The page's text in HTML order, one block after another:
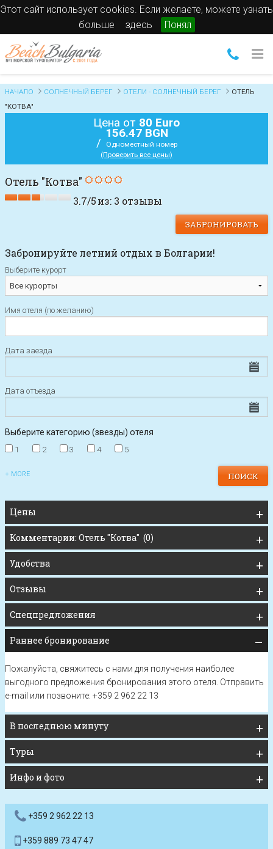
Этот сайт использует cookies. Если желаете, можете узнать
больше
здесь Понял
НАЧАЛО СОЛНЕЧНЫЙ БЕРЕГ ОТЕЛИ - СОЛНЕЧНЫЙ БЕРЕГ
ОТЕЛЬ
"КОТВА"
Цена от 80 Euro
156.47 BGN
/
Одноместный номер
(Проверить все цены)
Отель "Котва"
3.7/5из:3 отзывы
ЗАБРОНИРОВАТЬ
Забронируйте летний отдых в Болгарии!
Выберите курорт
Имя отеля (по желанию)
Дата заезда
Дата отъезда
Выберите категорию (звезды) отеля
1 2 3 4 5
+ MORE
Цены
Комментарии: Отель "Котва" (0)
Удобства
Отзывы
Спецпредложения
Раннее бронирование
Пожалуйста, свяжитесь с нами для получения наиболее
выгодного предложения бронирования этого отеля. Отправить
e-mail или позвоните: +359 2 962 22 13
В последнюю минуту
Туры
Инфо и фото
+359 2 962 22 13
+359 889 73 47 47